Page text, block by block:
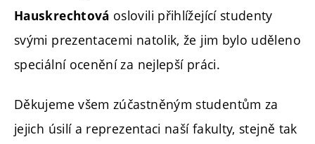
Hauskrechtová oslovili přihlížející studenty
svými prezentacemi natolik, že jim bylo uděleno
speciální ocenění za nejlepší práci.
Děkujeme všem zúčastněným studentům za
jejich úsilí a reprezentaci naší fakulty, stejně tak